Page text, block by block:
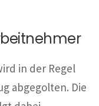
in der Regel
abgegolten. Die